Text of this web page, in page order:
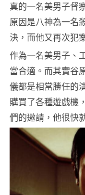
真的一名美男子督
原因是八神為一名
決，而他又再次犯
作為一名美男子、
當合適。而其實谷
儀都是相當勝任的
購買了各種遊戲機
們的邀請，他很快